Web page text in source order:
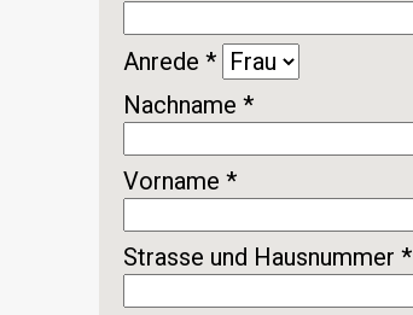
Anrede *
Nachname *
Vorname *
Strasse und Hausnummer *